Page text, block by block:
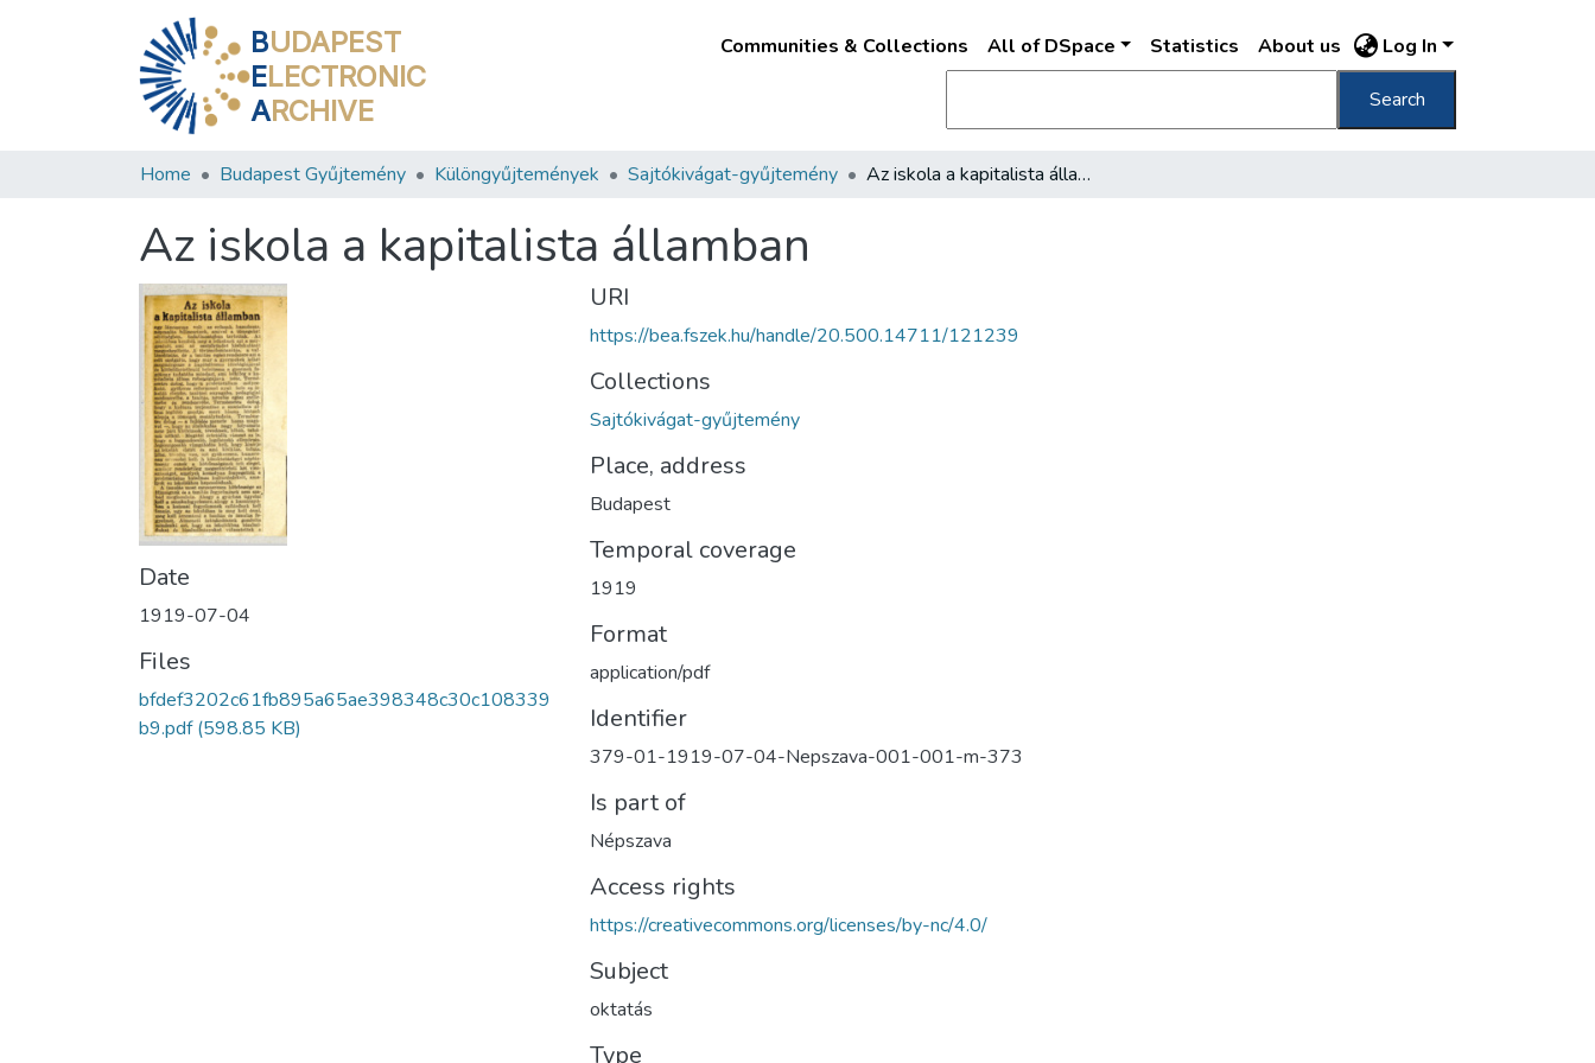
BUDAPEST
ELECTRONIC
ARCHIVE
Communities & Collections All of DSpace Statistics About us Log In
Search
Home Budapest Gyűjtemény Különgyűjtemények Sajtókivágat-gyűjtemény Az iskola a kapitalista államban
Az iskola a kapitalista államban
Date
1919-07-04
Files
bfdef3202c61fb895a65ae398348c30c108339
b9.pdf(598.85 KB)
URI
https://bea.fszek.hu/handle/20.500.14711/121239
Collections
Sajtókivágat-gyűjtemény
Place, address
Budapest
Temporal coverage
1919
Format
application/pdf
Identifier
379-01-1919-07-04-Nepszava-001-001-m-373
Is part of
Népszava
Access rights
https://creativecommons.org/licenses/by-nc/4.0/
Subject
oktatás
Type